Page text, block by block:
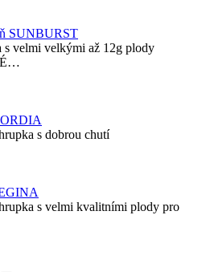
s velmi velkými až 12g plody
s dobrou chutí
s velmi kvalitními plody pro